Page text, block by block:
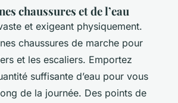
chaussures et de l’eau
et exigeant physiquement.
chaussures de marche pour
et les escaliers. Emportez
suffisante d’eau pour vous
de la journée. Des points de